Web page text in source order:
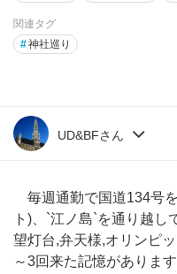
関連タグ
#神社巡り
UD&BFさん
毎週通勤で国道134号
ト)、`江ノ島`を通り越
望灯台,弁天様,オリンピ
～3回来た記憶がありま